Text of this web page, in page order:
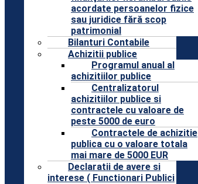
acordate persoanelor fizice
sau juridice fără scop
patrimonial
Bilanturi Contabile
Achizitii publice
Programul anual al
achizitiilor publice
Centralizatorul
achizitiilor publice si
contractele cu valoare de
peste 5000 de euro
Contractele de achizitie
publica cu o valoare totala
mai mare de 5000 EUR
Declaratii de avere si
interese ( Functionari Publici